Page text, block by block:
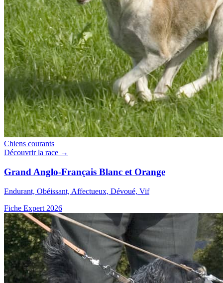
Chiens courants
Découvrir la race →
Grand Anglo-Français Blanc et Orange
Endurant, Obéissant, Affectueux, Dévoué, Vif
Fiche Expert 2026